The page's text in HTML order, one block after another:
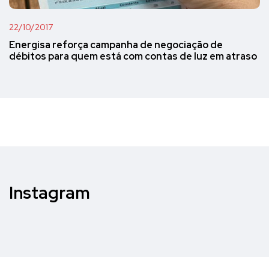
22/10/2017
Energisa reforça campanha de negociação de
débitos para quem está com contas de luz em atraso
Instagram